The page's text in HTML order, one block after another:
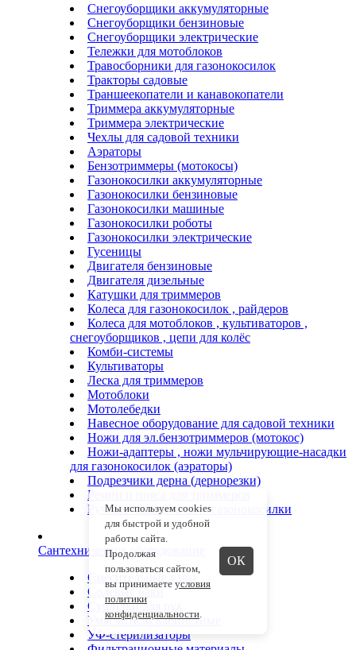
Снегоуборщики аккумуляторные
Снегоуборщики бензиновые
Снегоуборщики электрические
Тележки для мотоблоков
Травосборники для газонокосилок
Тракторы садовые
Траншеекопатели и канавокопатели
Триммера аккумуляторные
Триммера электрические
Чехлы для садовой техники
Аэраторы
Бензотриммеры (мотокосы)
Газонокосилки аккумуляторные
Газонокосилки бензиновые
Газонокосилки машиные
Газонокосилки роботы
Газонокосилки электрические
Гусеницы
Двигателя бензиновые
Двигателя дизельные
Катушки для триммеров
Колеса для газонокосилок , райдеров
Колеса для мотоблоков , культиваторов ,
снегоуборщиков , цепи для колёс
Комби-системы
Культиваторы
Леска для триммеров
Мотоблоки
Мотолебедки
Навесное оборудование для садовой техники
Ножи для эл.бензотриммеров (мотокос)
Ножи-адаптеры , ножи мульчирующие-насадки
для газонокосилок (аэраторы)
Подрезчики дерна (дернорезки)
Ремни и пояса для триммеров
Ручные механические газонокосилки
Сантехническое оборудование
Смесительные узлы
Солевые баки
Сушилки для рук
Умягчители кабинетные
УФ-стерилизаторы
Мы используем cookies
для быстрой и удобной
работы сайта.
Продолжая
пользоваться сайтом,
вы принимаете условия
политики
конфиденциальности.
ОК